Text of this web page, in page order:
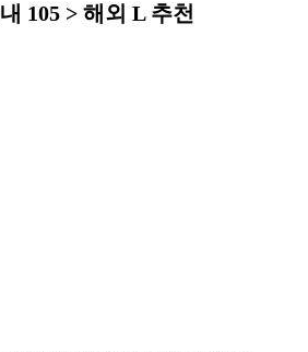
105 > 해외 L 추천